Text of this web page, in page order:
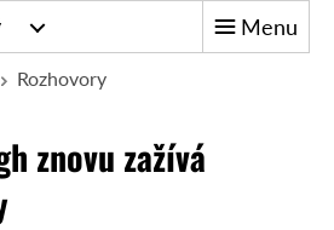
Menu
Rozhovory
znovu zažívá